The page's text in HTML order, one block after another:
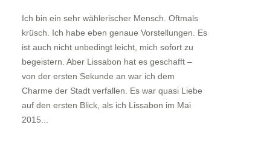
Ich bin ein sehr wählerischer Mensch. Oftmals
krüsch. Ich habe eben genaue Vorstellungen. Es
ist auch nicht unbedingt leicht, mich sofort zu
begeistern. Aber Lissabon hat es geschafft –
von der ersten Sekunde an war ich dem
Charme der Stadt verfallen. Es war quasi Liebe
auf den ersten Blick, als ich Lissabon im Mai
2015...